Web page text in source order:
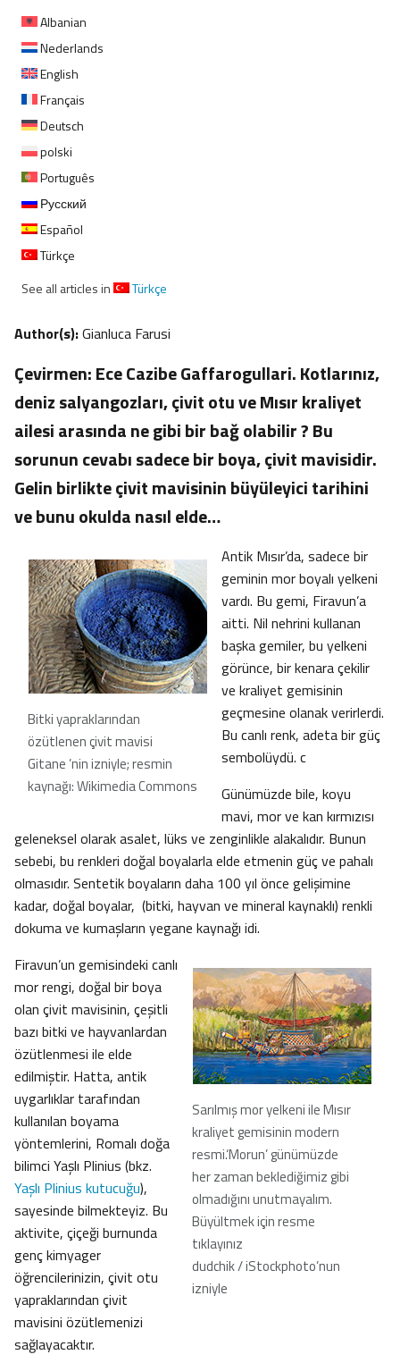
Albanian
Nederlands
English
Français
Deutsch
polski
Português
Русский
Español
Türkçe
See all articles in
Türkçe
Author(s):Gianluca Farusi
Çevirmen: Ece Cazibe Gaffarogullari. Kotlarınız,
deniz salyangozları, çivit otu ve Mısır kraliyet
ailesi arasında ne gibi bir bağ olabilir ? Bu
sorunun cevabı sadece bir boya, çivit mavisidir.
Gelin birlikte çivit mavisinin büyüleyici tarihini
ve bunu okulda nasıl elde…
Bitki yapraklarından
özütlenen çivit mavisi
Gitane ’nin izniyle; resmin
kaynağı: Wikimedia Commons
Antik Mısır’da, sadece bir
geminin mor boyalı yelkeni
vardı. Bu gemi, Firavun’a
aitti. Nil nehrini kullanan
başka gemiler, bu yelkeni
görünce, bir kenara çekilir
ve kraliyet gemisinin
geçmesine olanak verirlerdi.
Bu canlı renk, adeta bir güç
sembolüydü. c
Günümüzde bile, koyu
mavi, mor ve kan kırmızısı
geleneksel olarak asalet, lüks ve zenginlikle alakalıdır. Bunun
sebebi, bu renkleri doğal boyalarla elde etmenin güç ve pahalı
olmasıdır. Sentetik boyaların daha 100 yıl önce gelişimine
kadar, doğal boyalar, (bitki, hayvan ve mineral kaynaklı) renkli
dokuma ve kumaşların yegane kaynağı idi.
Sarılmış mor yelkeni ile Mısır
kraliyet gemisinin modern
resmi.‘Morun’ günümüzde
her zaman beklediğimiz gibi
olmadığını unutmayalım.
Büyültmek için resme
tıklayınız
dudchik / iStockphoto’nun
izniyle
Firavun’un gemisindeki canlı
mor rengi, doğal bir boya
olan çivit mavisinin, çeşitli
bazı bitki ve hayvanlardan
özütlenmesi ile elde
edilmiştir. Hatta, antik
uygarlıklar tarafından
kullanılan boyama
yöntemlerini, Romalı doğa
bilimci Yaşlı Plinius (bkz.
Yaşlı Plinius kutucuğu),
sayesinde bilmekteyiz. Bu
aktivite, çiçeği burnunda
genç kimyager
öğrencilerinizin, çivit otu
yapraklarından çivit
mavisini özütlemenizi
sağlayacaktır.